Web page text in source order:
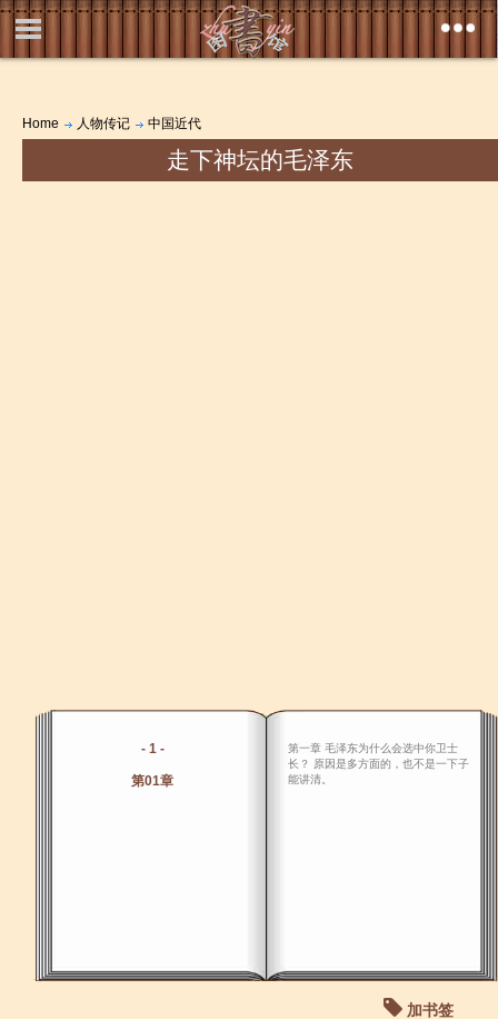
Home 人物传记 中国近代
走下神坛的毛泽东
- 1 -
第01章
第一章 毛泽东为什么会选中你卫士
长？ 原因是多方面的，也不是一下子
能讲清。
加书签